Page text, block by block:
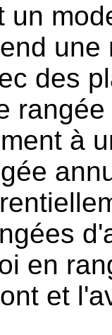
un
des
à
en
et